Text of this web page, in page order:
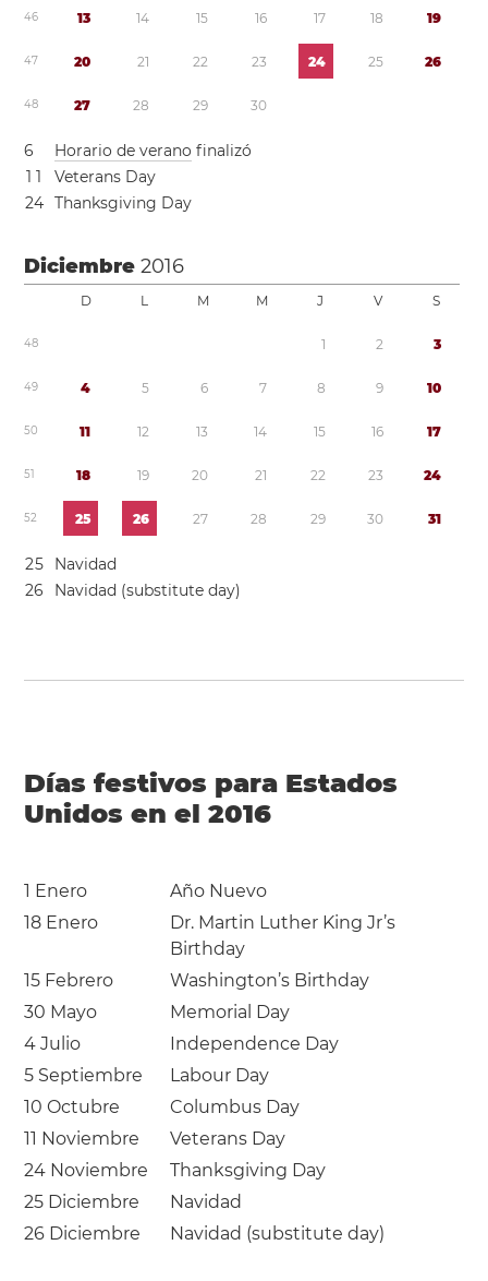
46 13 14 15 16 17 18 19
47 20 21 22 23 24 25 26
48 27 28 29 30
6 Horario de verano finalizó
1 1
Veterans Day
24 Thanksgiving Day
Diciembre2016
D L M M J V S
48 1 2 3
49 4 5 6 7 8 9 10
50 11 12 13 14 15 16 17
51 18 19 20 21 22 23 24
52 25 26 27 28 29 30 31
25
Navidad
26 Navidad (substitute day)
Días festivos para Estados
Unidos en el 2016
1 Enero
Año Nuevo
18 Enero
Dr. Martin Luther King Jr’s
Birthday
15 Febrero
Washington’s Birthday
30 Mayo
Memorial Day
4 Julio
Independence Day
5 Septiembre
Labour Day
10 Octubre
Columbus Day
11 Noviembre
Veterans Day
24 Noviembre
Thanksgiving Day
25 Diciembre
Navidad
26 Diciembre
Navidad (substitute day)